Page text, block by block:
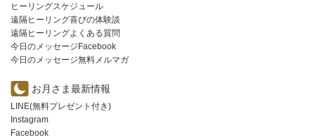
ヒーリングスケジュール
遠隔ヒーリング喜びの体験談
遠隔ヒーリングよくある質問
今日のメッセージFacebook
今日のメッセージ無料メルマガ
お月さま最新情報
LINE(無料プレゼント付き)
Instagram
Facebook